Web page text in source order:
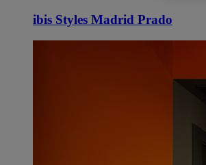
ibis Styles Madrid Prado